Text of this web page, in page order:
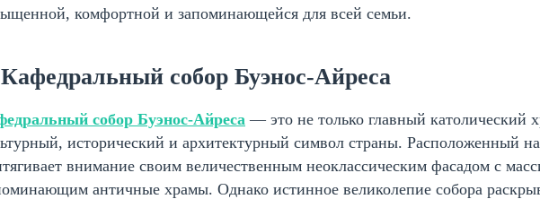
комфортной и запоминающейся для всей семьи.
собор Буэнос-Айреса
собор Буэнос-Айреса — это не только главный католический
исторический и архитектурный символ страны. Расположенный
внимание своим величественным неоклассическим фасадом с
античные храмы. Однако истинное великолепие собора